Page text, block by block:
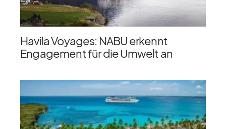
Havila Voyages: NABU erkennt
Engagement für die Umwelt an